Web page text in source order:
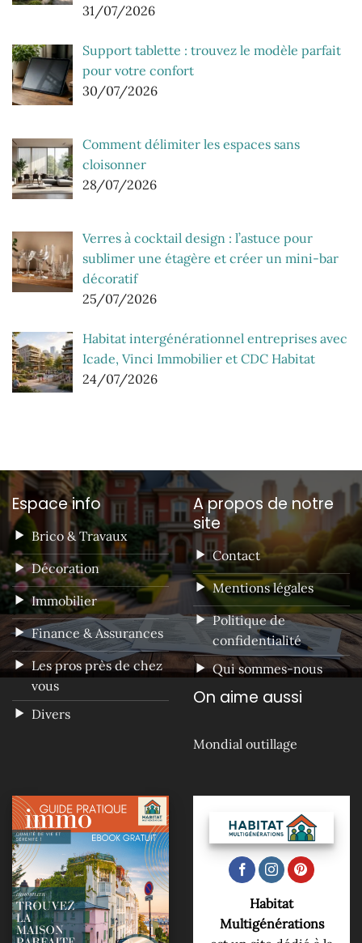
31/07/2026
Support tablette : trouvez le modèle parfait
pour votre confort
30/07/2026
Comment délimiter les espaces sans
cloisonner
28/07/2026
Verres à cocktail design : l’astuce pour
sublimer une étagère et créer un mini-bar
décoratif
25/07/2026
Habitat intergénérationnel entreprises avec
Icade, Vinci Immobilier et CDC Habitat
24/07/2026
Espace info
Brico & Travaux
Décoration
Immobilier
Finance & Assurances
Les pros près de chez
vous
Divers
A propos de notre
site
Contact
Mentions légales
Politique de
confidentialité
Qui sommes-nous
On aime aussi
Mondial outillage
Habitat
Multigénérations